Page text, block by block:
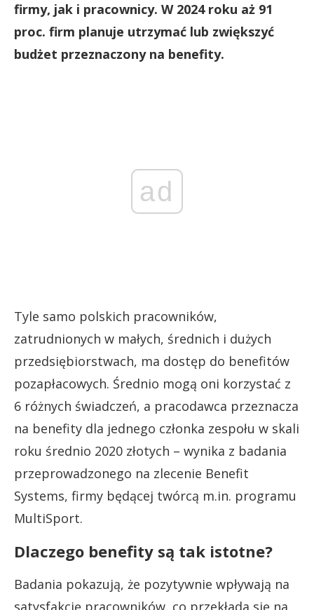
firmy, jak i pracownicy. W 2024 roku aż 91
proc. firm planuje utrzymać lub zwiększyć
budżet przeznaczony na benefity.
ad
Tyle samo polskich pracowników,
zatrudnionych w małych, średnich i dużych
przedsiębiorstwach, ma dostęp do benefitów
pozapłacowych. Średnio mogą oni korzystać z
6 różnych świadczeń, a pracodawca przeznacza
na benefity dla jednego członka zespołu w skali
roku średnio 2020 złotych – wynika z badania
przeprowadzonego na zlecenie Benefit
Systems, firmy będącej twórcą m.in. programu
MultiSport.
Dlaczego benefity są tak istotne?
Badania pokazują, że pozytywnie wpływają na
satysfakcję pracowników, co przekłada się na